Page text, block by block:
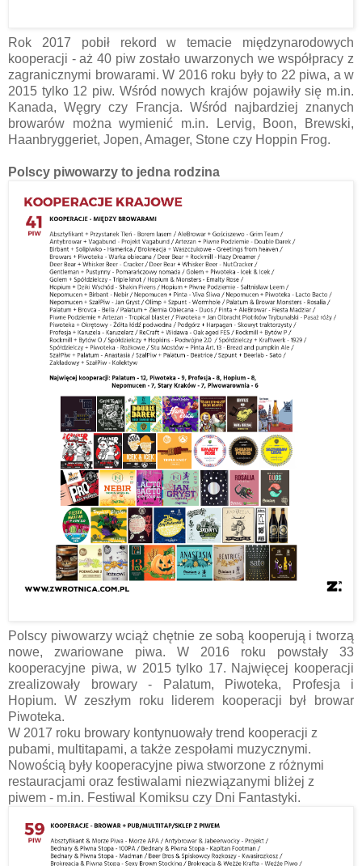
Rok 2017 pobił rekord w temacie międzynarodowych
kooperacji - aż 40 piw zostało uwarzonych we współpracy z
zagranicznymi browarami. W 2016 roku były to 22 piwa, a w
2015 tylko 12 piw. Wśród nowych krajów pojawiły się m.in.
Kanada, Węgry czy Francja. Wśród najbardziej znanych
browarów można wymienić m.in. Lervig, Boon, Brewski,
Haanbryggeriet, Jopen, Amager, Stone czy Hoppin Frog.
Polscy piwowarzy to jedna rodzina
Polscy piwowarzy wciąż chętnie ze sobą kooperują i tworzą
nowe, zwariowane piwa. W 2016 roku powstały 33
kooperacyjne piwa, w 2015 tylko 17. Najwięcej kooperacji
zrealizowały browary - Palatum, Piwoteka, Profesja i
Hopium. W zeszłym roku liderem kooperacji był browar
Piwoteka.
W 2017 roku browary kontynuowały trend kooperacji z
pubami, multitapami, a także zespołami muzycznymi.
Nowością były kooperacyjne piwa stworzone z różnymi
restauracjami oraz festiwalami niezwiązanymi bliżej z
piwem - m.in. Festiwal Komiksu czy Dni Fantastyki.